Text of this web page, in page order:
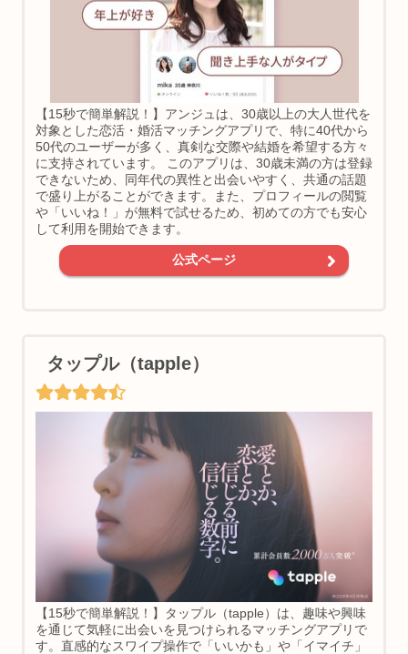
【15秒で簡単解説！】アンジュは、30歳以上の大人世代を
対象とした恋活・婚活マッチングアプリで、特に40代から
50代のユーザーが多く、真剣な交際や結婚を希望する方々
に支持されています。 このアプリは、30歳未満の方は登録
できないため、同年代の異性と出会いやすく、共通の話題
で盛り上がることができます。また、プロフィールの閲覧
や「いいね！」が無料で試せるため、初めての方でも安心
して利用を開始できます。
公式ページ
タップル（tapple）
【15秒で簡単解説！】タップル（tapple）は、趣味や興味
を通じて気軽に出会いを見つけられるマッチングアプリで
す。直感的なスワイプ操作で「いいかも」や「イマイチ」